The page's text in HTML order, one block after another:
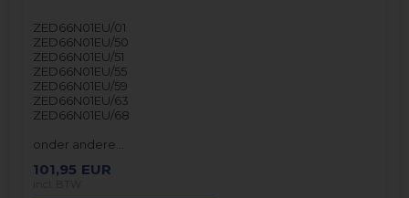
ZED66N01EU/01
ZED66N01EU/50
ZED66N01EU/51
ZED66N01EU/55
ZED66N01EU/59
ZED66N01EU/63
ZED66N01EU/68
onder andere…
101,95 EUR